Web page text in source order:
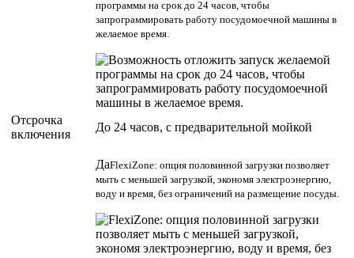
программы на срок до 24 часов, чтобы
запрограммировать работу посудомоечной машины в
желаемое время.
Отсрочка
включения
До 24 часов, с предварительной мойкой
ДаFlexiZone: опция половинной загрузки позволяет
мыть с меньшей загрузкой, экономя электроэнергию,
воду и время, без ограничений на размещение посуды.